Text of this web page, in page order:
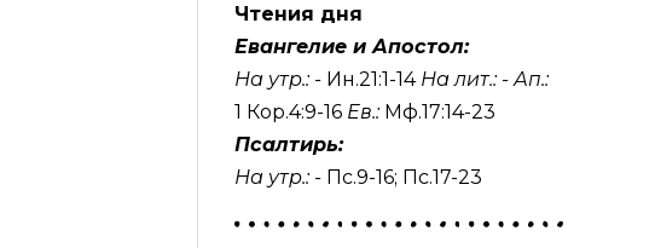
Чтения дня
Евангелие и Апостол:
На утр.: - Ин.21:1-14На лит.: - Ап.:
1 Кор.4:9-16Ев.: Мф.17:14-23
Псалтирь:
На утр.: - Пс.9-16; Пс.17-23